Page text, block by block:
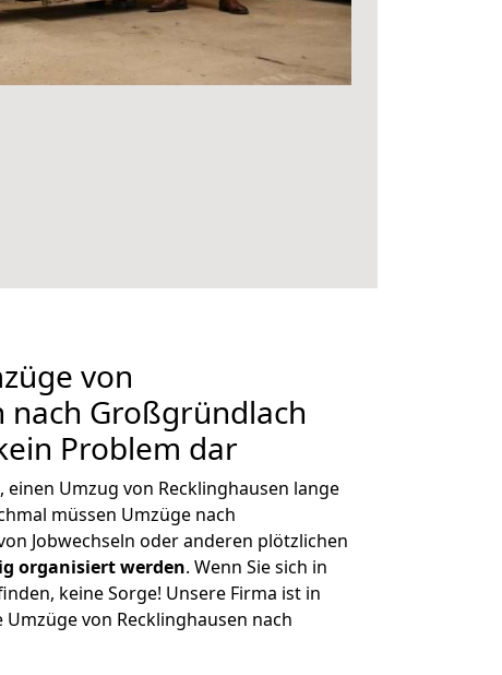
von
nach Großgründlach
Problem dar
Umzug von Recklinghausen lange
müssen Umzüge nach
Jobwechseln oder anderen plötzlichen
organisiert werden. Wenn Sie sich in
keine Sorge! Unsere Firma ist in
von Recklinghausen nach